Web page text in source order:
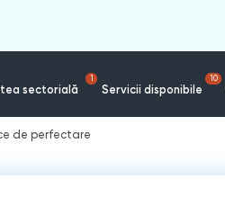
sectorială
1
Servicii disponibile
10
de perfectare